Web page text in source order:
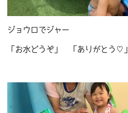
ジョウロでジャー
「お水どうぞ」 「ありがとう♡」